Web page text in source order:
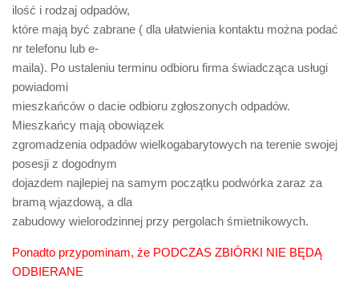
ilość i rodzaj odpadów,
które mają być zabrane ( dla ułatwienia kontaktu można podać
nr telefonu lub e-
maila). Po ustaleniu terminu odbioru firma świadcząca usługi
powiadomi
mieszkańców o dacie odbioru zgłoszonych odpadów.
Mieszkańcy mają obowiązek
zgromadzenia odpadów wielkogabarytowych na terenie swojej
posesji z dogodnym
dojazdem najlepiej na samym początku podwórka zaraz za
bramą wjazdową, a dla
zabudowy wielorodzinnej przy pergolach śmietnikowych.
Ponadto przypominam, że PODCZAS ZBIÓRKI NIE BĘDĄ
ODBIERANE